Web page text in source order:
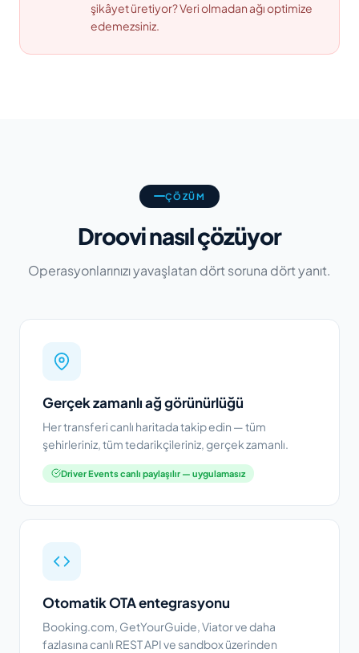
şikâyet üretiyor? Veri olmadan ağı optimize
edemezsiniz.
ÇÖZÜM
Droovi nasıl çözüyor
Operasyonlarınızı yavaşlatan dört soruna dört yanıt.
Gerçek zamanlı ağ görünürlüğü
Her transferi canlı haritada takip edin — tüm
şehirleriniz, tüm tedarikçileriniz, gerçek zamanlı.
Driver Events canlı paylaşılır — uygulamasız
Otomatik OTA entegrasyonu
Booking.com, GetYourGuide, Viator ve daha
fazlasına canlı REST API ve sandbox üzerinden